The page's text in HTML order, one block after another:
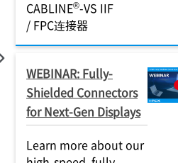
CABLINE®-VS IIF
/ FPC连接器
WEBINAR: Fully-
Shielded Connectors
for Next-Gen Displays
Learn more about our